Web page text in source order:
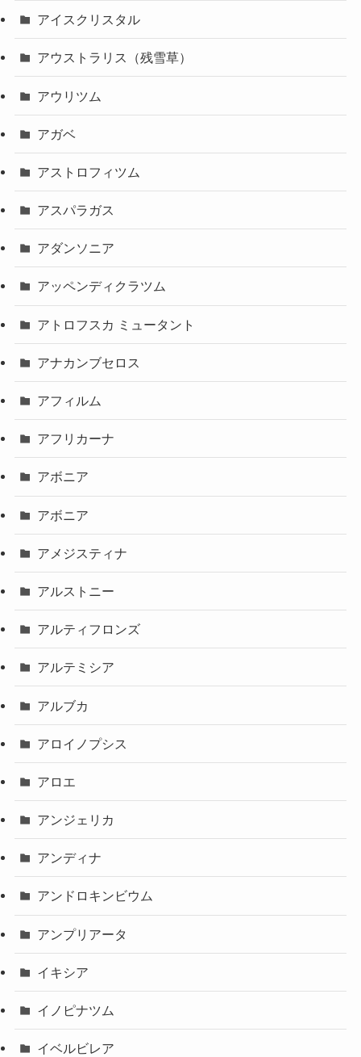
アイスクリスタル
アウストラリス（残雪草）
アウリツム
アガベ
アストロフィツム
アスパラガス
アダンソニア
アッペンディクラツム
アトロフスカ ミュータント
アナカンブセロス
アフィルム
アフリカーナ
アボニア
アボニア
アメジスティナ
アルストニー
アルティフロンズ
アルテミシア
アルブカ
アロイノプシス
アロエ
アンジェリカ
アンディナ
アンドロキンビウム
アンプリアータ
イキシア
イノピナツム
イベルビレア